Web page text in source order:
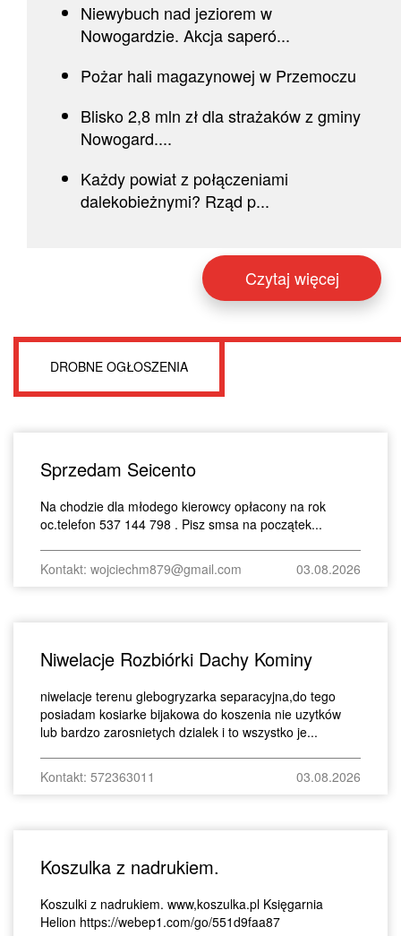
Niewybuch nad jeziorem w
Nowogardzie. Akcja saperó...
Pożar hali magazynowej w Przemoczu
Blisko 2,8 mln zł dla strażaków z gminy
Nowogard....
Każdy powiat z połączeniami
dalekobieżnymi? Rząd p...
Czytaj więcej
DROBNE OGŁOSZENIA
Sprzedam Seicento
Na chodzie dla młodego kierowcy opłacony na rok
oc.telefon 537 144 798 . Pisz smsa na początek...
Kontakt: wojciechm879@gmail.com 03.08.2026
Niwelacje Rozbiórki Dachy Kominy
niwelacje terenu glebogryzarka separacyjna,do tego
posiadam kosiarke bijakowa do koszenia nie uzytków
lub bardzo zarosnietych dzialek i to wszystko je...
Kontakt: 572363011 03.08.2026
Koszulka z nadrukiem.
Koszulki z nadrukiem. www,koszulka.pl Księgarnia
Helion https://webep1.com/go/551d9faa87